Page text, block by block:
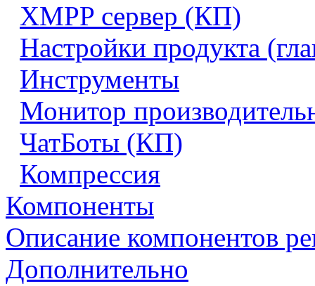
XMPP сервер (КП)
Настройки продукта
Инструменты
Монитор
ЧатБоты (КП)
Компрессия
Компоненты
Описание компонентов
Дополнительно